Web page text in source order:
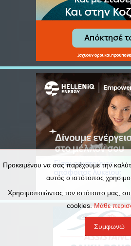
Προκειμένου να σας παρέχουμε την
αυτός ο ιστότοπος
Χρησιμοποιώντας τον ιστότοπο μας,
cookies. Μάθε
Συμφωνώ